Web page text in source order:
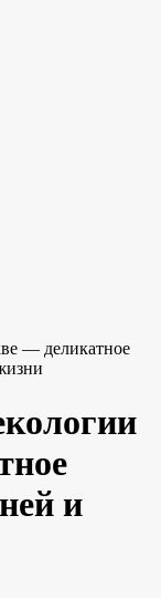
— деликатное
и